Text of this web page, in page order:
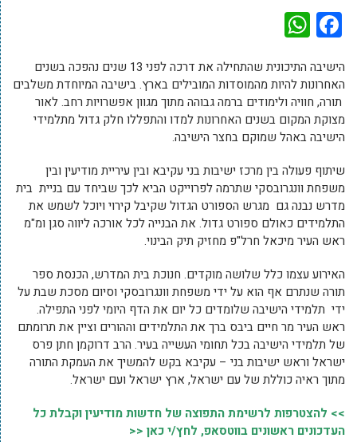
Facebook
הישיבה התיכונית שהתחילה את דרכה לפני 13 שנים נהפכה בשנים
האחרונות להיות מהמוסדות המובילים בארץ. בישיבה המיוחדת משלבים
תורה, חוויה ולימודים ברמה גבוהה מתוך מגוון אפשרויות רחב. לאור
מצוקת המקום בשנים האחרונות למדו והתפללו חלק גדול מתלמידי
הישיבה באהל שמוקם בחצר הישיבה.
שיתוף פעולה בין מרכז ישיבות בני עקיבא ובין עיריית מודיעין ובין
משפחת וונגרובסקי שתרמה לפרוייקט הביא לכך שביחד עם בניית בית
מדרש נבנה גם מגרש הספורט הגדול שקיבל קירוי ויוכל לשמש את
התלמידים כאולם ספורט גדול. את הבנייה לכל אורכה ליווה סגן ומ"מ
ראש העיר מיכאל חרל"פ מחזיק תיק הבינוי.
האירוע עצמו כלל שלושה מוקדים. חנוכת בית המדרש, הכנסת ספר
תורה שנתרם אף הוא על ידי משפחת וונגרובסקי וסיום מסכת שבת על
ידי תלמידי הישיבה שלומדים כל יום את הדף היומי לפני התפילה.
ראש העיר מר חיים ביבס ברך את התלמידים וההורים וציין את תרומתם
של תלמידי הישיבה בכל תחומי העשייה בעיר. הרב דרוקמן חתן פרס
ישראל וראש ישיבות בני – עקיבא בקש להמשיך את העמקת התורה
מתוך ראיה כוללת של עם ישראל, ארץ ישראל ועם ישראל.
>> להצטרפות לרשימת התפוצה של חדשות מודיעין וקבלת כל
העדכונים ראשונים בווטסאפ, לחץ/י כאן <<